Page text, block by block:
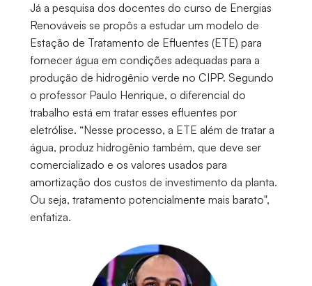
Já a pesquisa dos docentes do curso de Energias
Renováveis se propôs a estudar um modelo de
Estação de Tratamento de Efluentes (ETE) para
fornecer água em condições adequadas para a
produção de hidrogênio verde no CIPP. Segundo
o professor Paulo Henrique, o diferencial do
trabalho está em tratar esses efluentes por
eletrólise. “Nesse processo, a ETE além de tratar a
água, produz hidrogênio também, que deve ser
comercializado e os valores usados para
amortização dos custos de investimento da planta.
Ou seja, tratamento potencialmente mais barato",
enfatiza.